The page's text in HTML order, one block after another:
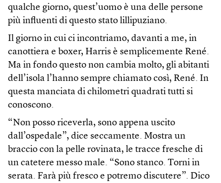
qualche giorno, quest’uomo è una delle persone
più influenti di questo stato lillipuziano.
Il giorno in cui ci incontriamo, davanti a me, in
canottiera e boxer, Harris è semplicemente René.
Ma in fondo questo non cambia molto, gli abitanti
dell’isola l’hanno sempre chiamato così, René. In
questa manciata di chilometri quadrati tutti si
conoscono.
“Non posso riceverla, sono appena uscito
dall’ospedale”, dice seccamente. Mostra un
braccio con la pelle rovinata, le tracce fresche di
un catetere messo male. “Sono stanco. Torni in
serata. Farà più fresco e potremo discutere”. Dico